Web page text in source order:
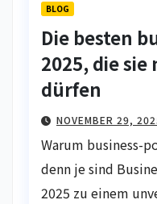
BLOG
Die besten
2025, die
dürfen
NOVEMBER 29,
Warum business-
denn je sind
2025 zu einem